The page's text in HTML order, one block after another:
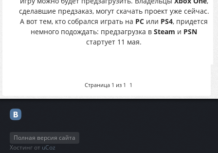
сделавшие предзаказ, могут скачать проект уже сейчас.
А вот тем, кто собрался играть на PC или PS4, придется
немного подождать: предзагрузка в Steam и PSN
стартует 11 мая.
Страница 1 из 1 1
Полная версия сайта
Хостинг от uCoz